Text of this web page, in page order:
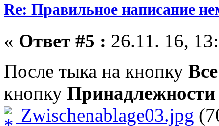
Re: Правильное написание
« Ответ #5 : 26.11. 16,
После тыка на кнопку
кнопку Принадлежности
Zwischenablage03.jpg